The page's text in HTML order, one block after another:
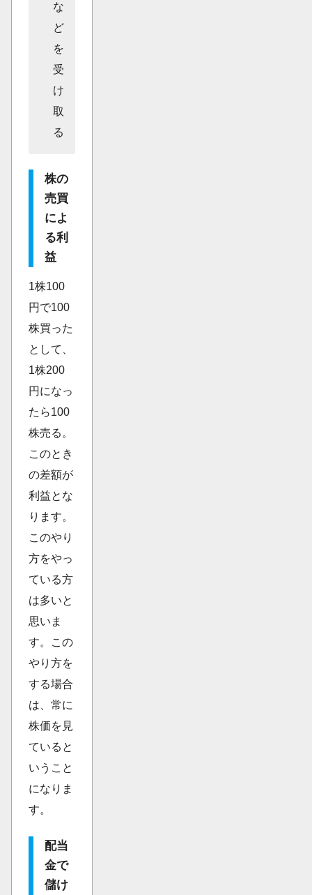
な
ど
を
受
け
取
る
株の
売買
によ
る利
益
1株100
円で100
株買った
として、
1株200
円になっ
たら100
株売る。
このとき
の差額が
利益とな
ります。
このやり
方をやっ
ている方
は多いと
思いま
す。この
やり方を
する場合
は、常に
株価を見
ていると
いうこと
になりま
す。
配当
金で
儲け